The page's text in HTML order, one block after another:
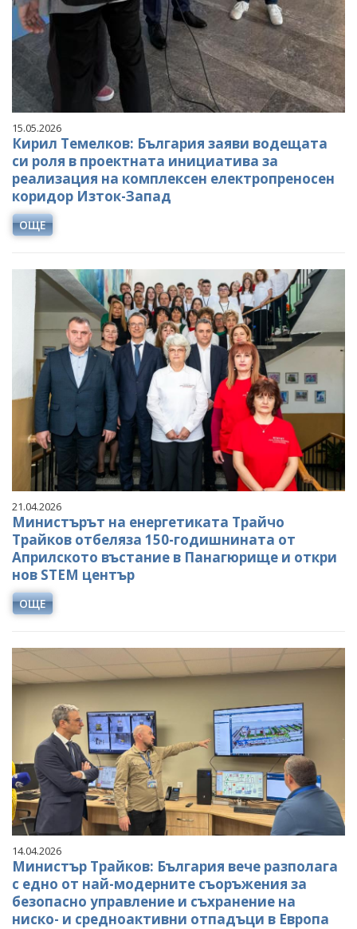
15.05.2026
Кирил Темелков: България заяви водещата
си роля в проектната инициатива за
реализация на комплексен електропреносен
коридор Изток-Запад
ОЩЕ
21.04.2026
Министърът на енергетиката Трайчо
Трайков отбеляза 150-годишнината от
Априлското въстание в Панагюрище и откри
нов STEM център
ОЩЕ
14.04.2026
Министър Трайков: България вече разполага
с едно от най-модерните съоръжения за
безопасно управление и съхранение на
ниско- и средноактивни отпадъци в Европа